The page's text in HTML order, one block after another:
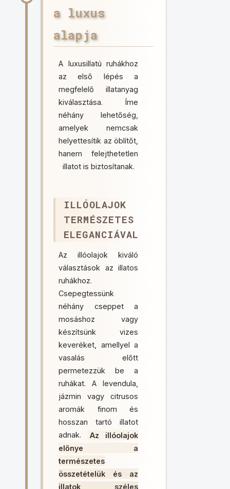
a luxus
alapja
A luxusillatú ruhákhoz
az első lépés a
megfelelő illatanyag
kiválasztása. Íme
néhány lehetőség,
amelyek nemcsak
helyettesítik az öblítőt,
hanem felejthetetlen
illatot is biztosítanak.
ILLÓOLAJOK
TERMÉSZETES
ELEGANCIÁVAL
Az illóolajok kiváló
választások az illatos
ruhákhoz.
Csepegtessünk
néhány cseppet a
mosáshoz vagy
készítsünk vizes
keveréket, amellyel a
vasalás előtt
permetezzük be a
ruhákat. A levendula,
jázmin vagy citrusos
aromák finom és
hosszan tartó illatot
adnak.
Az illóolajok
előnye a
természetes
összetételük és az
illatok széles